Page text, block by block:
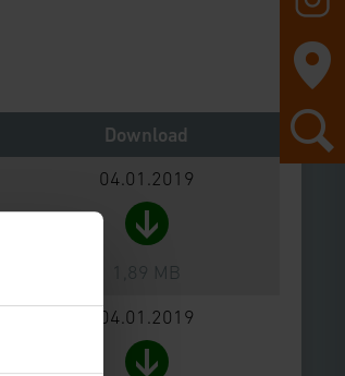
Download
04.01.2019
1,89 MB
04.01.2019